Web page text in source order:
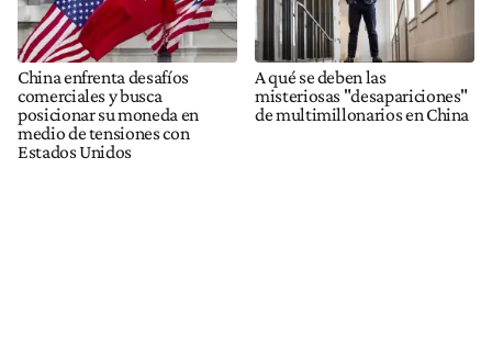
China enfrenta desafíos
comerciales y busca
posicionar su moneda en
medio de tensiones con
Estados Unidos
A qué se deben las
misteriosas "desapariciones"
de multimillonarios en China